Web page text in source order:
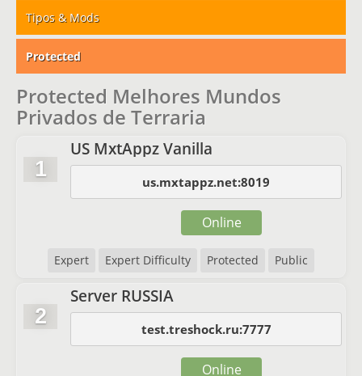
Tipos & Mods
Protected
Protected Melhores Mundos
Privados de Terraria
1
US MxtAppz Vanilla
us.mxtappz.net:8019
Expert Expert Difficulty Protected Public
Online
2
Server RUSSIA
test.treshock.ru:7777
Online